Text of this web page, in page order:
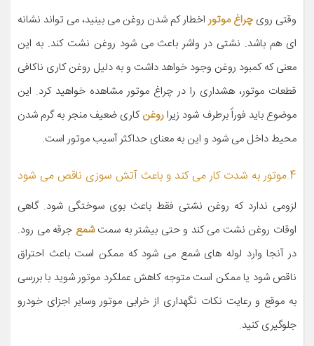
وقتی رویچراغ موتور اخطار کم شدن روغن می بینید، می تواند نشانه
ای هم باشد. نشتی در واشر باعث می شود روغن نشت کند. به این
معنی که کمبود روغن وجود خواهد داشت و به دلیل روغن کاری ناکافی
قطعات موتور، هشداری را در چراغ موتور مشاهده خواهید کرد. این
موضوع باید فوراً برطرف شود زیراروغنکاری ضعیف منجر به گرم شدن
محیط داخل می شود و این به معنای حداکثر آسیب موتور است.
4.موتور به شدت کار می کند و باعث آتش سوزی ناقص می شود
لزومی ندارد که روغن نشتی فقط باعث بوی سوختگی شود. گاهی
اوقات روغن نشت می کند و حتی بیشتر به سمتشمع جرقه می رود.
در آنجا وارد لوله های شمع می شود که ممکن است باعث احتراق
ناقص شود یا ممکن است متوجه کاهش عملکرد موتور شوید با بررسی
به موقع و رعایت نکات نگهداری از خرابی موتور وسایر اجزای خودرو
جلوگیری کنید.